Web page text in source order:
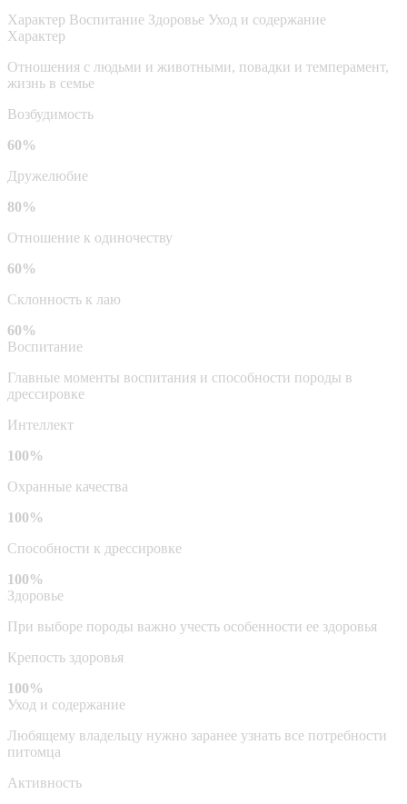
Характер Воспитание Здоровье Уход и содержание
Характер
Отношения с людьми и животными, повадки и темперамент,
жизнь в семье
Возбудимость
60%
Дружелюбие
80%
Отношение к одиночеству
60%
Склонность к лаю
60%
Воспитание
Главные моменты воспитания и способности породы в
дрессировке
Интеллект
100%
Охранные качества
100%
Способности к дрессировке
100%
Здоровье
При выборе породы важно учесть особенности ее здоровья
Крепость здоровья
100%
Уход и содержание
Любящему владельцу нужно заранее узнать все потребности
питомца
Активность